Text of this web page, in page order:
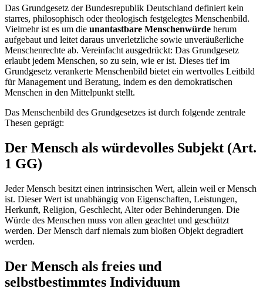
Das Grundgesetz der Bundesrepublik Deutschland definiert kein
starres, philosophisch oder theologisch festgelegtes Menschenbild.
Vielmehr ist es um die unantastbare Menschenwürde herum
aufgebaut und leitet daraus unverletzliche sowie unveräußerliche
Menschenrechte ab. Vereinfacht ausgedrückt: Das Grundgesetz
erlaubt jedem Menschen, so zu sein, wie er ist. Dieses tief im
Grundgesetz verankerte Menschenbild bietet ein wertvolles Leitbild
für Management und Beratung, indem es den demokratischen
Menschen in den Mittelpunkt stellt.
Das Menschenbild des Grundgesetzes ist durch folgende zentrale
Thesen geprägt:
Der Mensch als würdevolles Subjekt (Art.
1 GG)
Jeder Mensch besitzt einen intrinsischen Wert, allein weil er Mensch
ist. Dieser Wert ist unabhängig von Eigenschaften, Leistungen,
Herkunft, Religion, Geschlecht, Alter oder Behinderungen. Die
Würde des Menschen muss von allen geachtet und geschützt
werden. Der Mensch darf niemals zum bloßen Objekt degradiert
werden.
Der Mensch als freies und
selbstbestimmtes Individuum